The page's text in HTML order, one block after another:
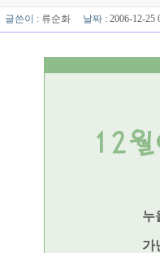
글쓴이 : 류순화 날짜: 2006-12-
누
가